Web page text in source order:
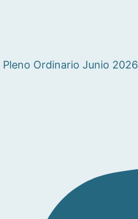
Pleno Ordinario Junio 2026